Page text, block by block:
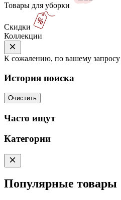
Товары для уборки
Скидки
Коллекции
К сожалению, по вашему
История поиска
Очистить
Часто ищут
Категории
Популярные товары